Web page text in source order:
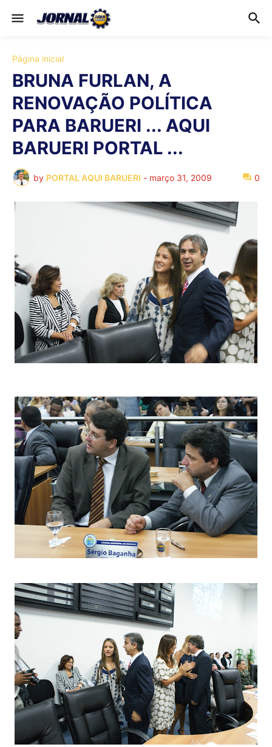
Página inicial
BRUNA FURLAN, A
RENOVAÇÃO POLÍTICA
PARA BARUERI ... AQUI
BARUERI PORTAL ...
by PORTAL AQUI BARUERI - março 31, 2009 0